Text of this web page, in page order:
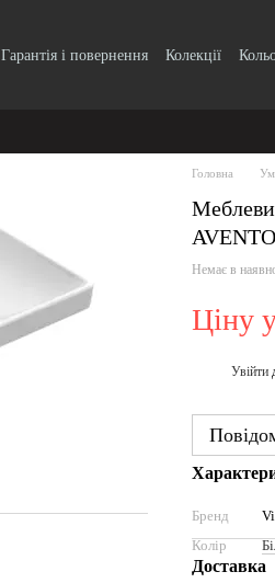
Гарантія і повернення Колекції
Головна
Немає в
Ціну
Увійти
Бренд
Колір
Доставка